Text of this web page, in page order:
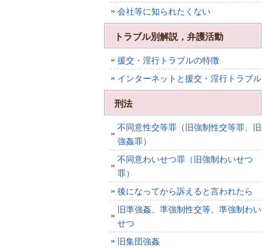
会社等に知られたくない
トラブル別解説，弁護活動
援交・淫行トラブルの特徴
インターネットと援交・淫行トラブル
刑法
不同意性交等罪（旧強制性交等罪、旧
強姦罪）
不同意わいせつ罪（旧強制わいせつ
罪）
後になってから訴えると言われたら
旧準強姦、準強制性交等、準強制わい
せつ
旧集団強姦